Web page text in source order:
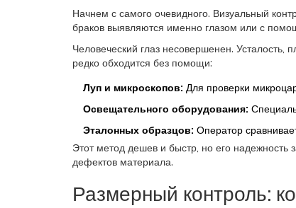
Начнем с самого очевидного. Визуальный
браков выявляются именно глазом или с
Человеческий глаз несовершенен.
редко обходится без помощи:
Луп и микроскопов: Для проверки
Освещательного оборудования:
Эталонных образцов: Оператор
Этот метод дешев и быстр, но его надежность
дефектов материала.
Размерный контроль: